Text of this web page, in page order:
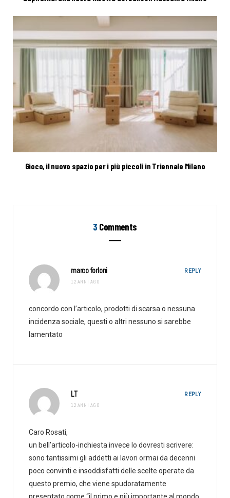
Gioco, il nuovo spazio per i più piccoli in Triennale Milano
3 Comments
marco forloni
12 ANNI AGO
REPLY
concordo con l’articolo, prodotti di scarsa o nessuna
incidenza sociale, questi o altri nessuno si sarebbe
lamentato
LT
12 ANNI AGO
REPLY
Caro Rosati,
un bell’articolo-inchiesta invece lo dovresti scrivere:
sono tantissimi gli addetti ai lavori ormai da decenni
poco convinti e insoddisfatti delle scelte operate da
questo premio, che viene spudoratamente